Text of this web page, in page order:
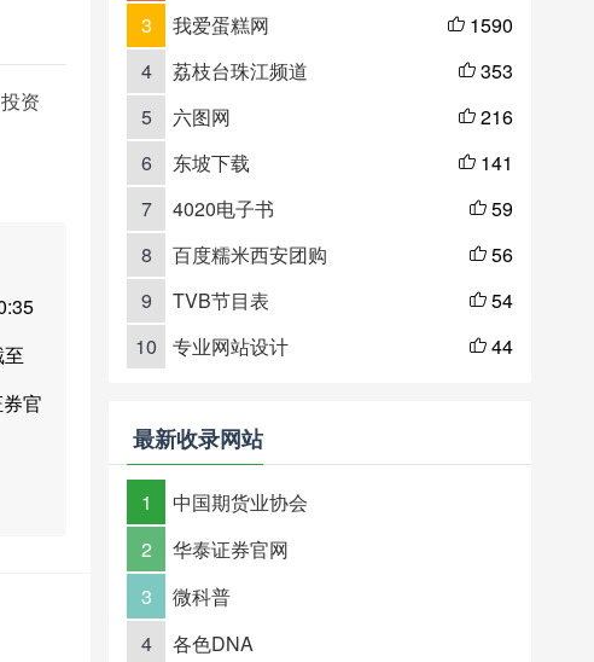
资
官
3
我爱蛋糕网  1590
4
荔枝台珠江频道  353
5
六图网  216
6
东坡下载  141
7
4020电子书  59
8
百度糯米西安团购  56
9
TVB节目表  54
10
专业网站设计  44
最新收录网站
1
中国期货业协会
2
华泰证券官网
3
微科普
4
各色DNA